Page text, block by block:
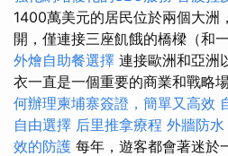
1400萬美元的居民位於兩個大洲
開，僅連接三座飢餓的橋樑（和
外燴自助餐選擇 連接歐洲和亞洲
衣一直是一個重要的商業和戰略
何辦理柬埔寨簽證，簡單又高效
自由選擇 后里推拿療程 外牆防
效的防護 每年，遊客都會著迷於